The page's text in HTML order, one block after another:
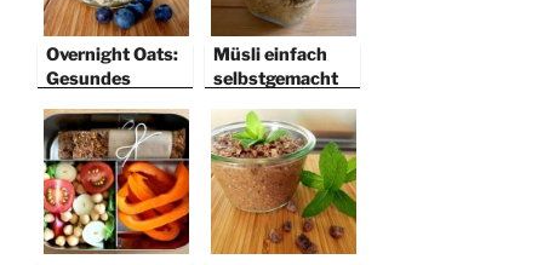
Overnight Oats:
Gesundes
Nacht
Müsli einfach
selbstgemacht